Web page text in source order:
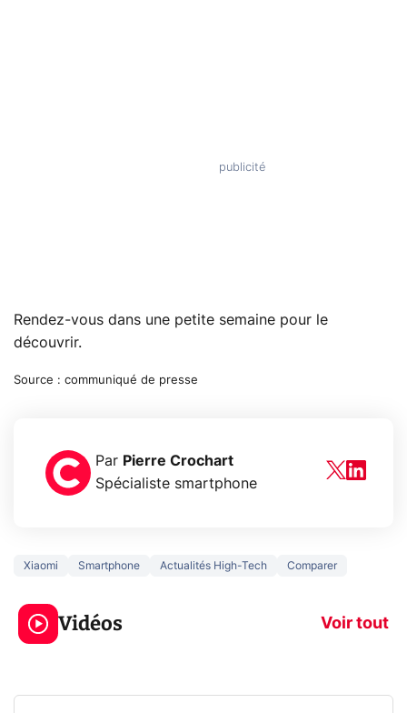
Rendez-vous dans une petite semaine pour le
découvrir.
Source : communiqué de presse
Par Pierre Crochart
Spécialiste smartphone
Xiaomi Smartphone Actualités High-Tech Comparer
Vidéos Voir tout
5 générations de
jeux dans la
prochaine Xbox !
Ce que vous
navigation